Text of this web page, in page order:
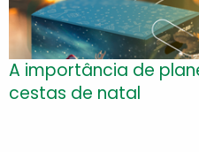
A importância de
cestas de natal